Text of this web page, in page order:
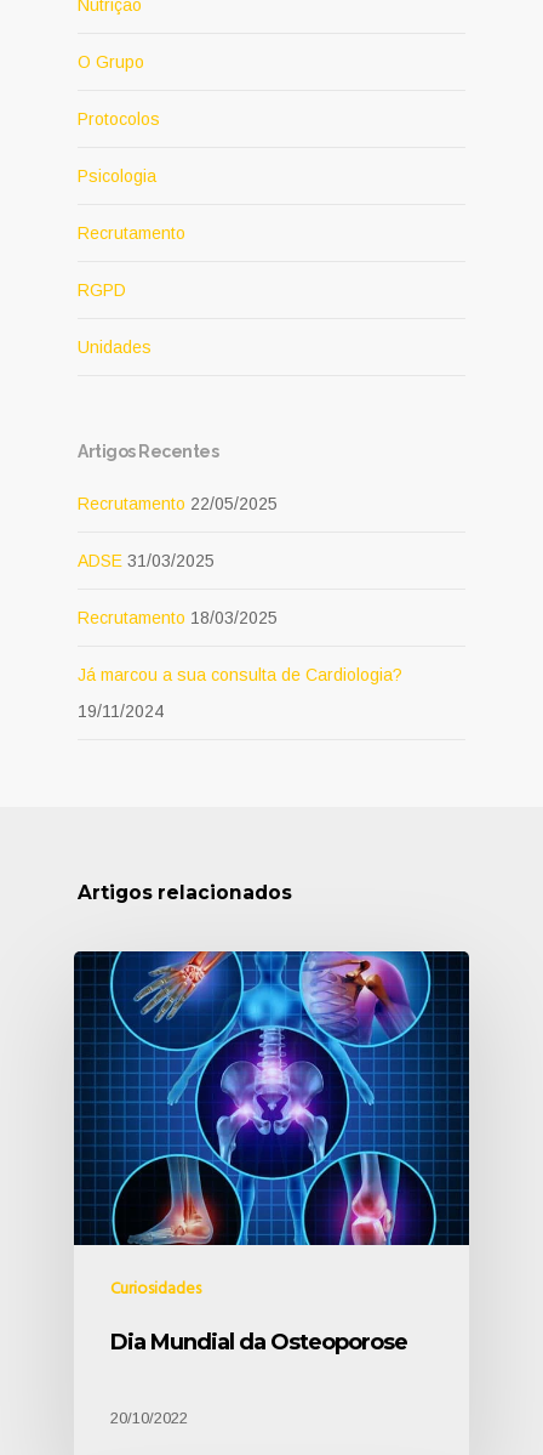
Nutrição
O Grupo
Protocolos
Psicologia
Recrutamento
RGPD
Unidades
Artigos Recentes
Recrutamento 22/05/2025
ADSE 31/03/2025
Recrutamento 18/03/2025
Já marcou a sua consulta de Cardiologia?
19/11/2024
Artigos relacionados
Curiosidades
Dia Mundial da Osteoporose
20/10/2022